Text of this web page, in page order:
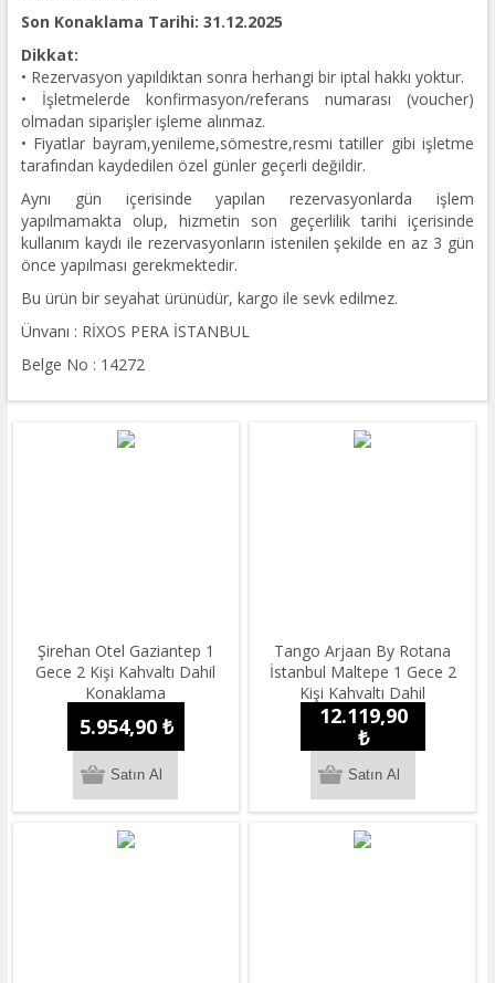
Son Konaklama Tarihi: 31.12.2025
Dikkat:
• Rezervasyon yapıldıktan sonra herhangi bir iptal hakkı yoktur.
• İşletmelerde konfirmasyon/referans numarası (voucher)
olmadan siparişler işleme alınmaz.
• Fiyatlar bayram,yenileme,sömestre,resmi tatiller gibi işletme
tarafından kaydedilen özel günler geçerli değildir.
Aynı gün içerisinde yapılan rezervasyonlarda işlem
yapılmamakta olup, hizmetin son geçerlilik tarihi içerisinde
kullanım kaydı ile rezervasyonların istenilen şekilde en az 3 gün
önce yapılması gerekmektedir.
Bu ürün bir seyahat ürünüdür, kargo ile sevk edilmez.
Ünvanı : RİXOS PERA İSTANBUL
Belge No : 14272
Şirehan Otel Gaziantep 1
Gece 2 Kişi Kahvaltı Dahil
Konaklama
5.954,90 ₺
Tango Arjaan By Rotana
İstanbul Maltepe 1 Gece 2
Kişi Kahvaltı Dahil
Konaklama
12.119,90
₺